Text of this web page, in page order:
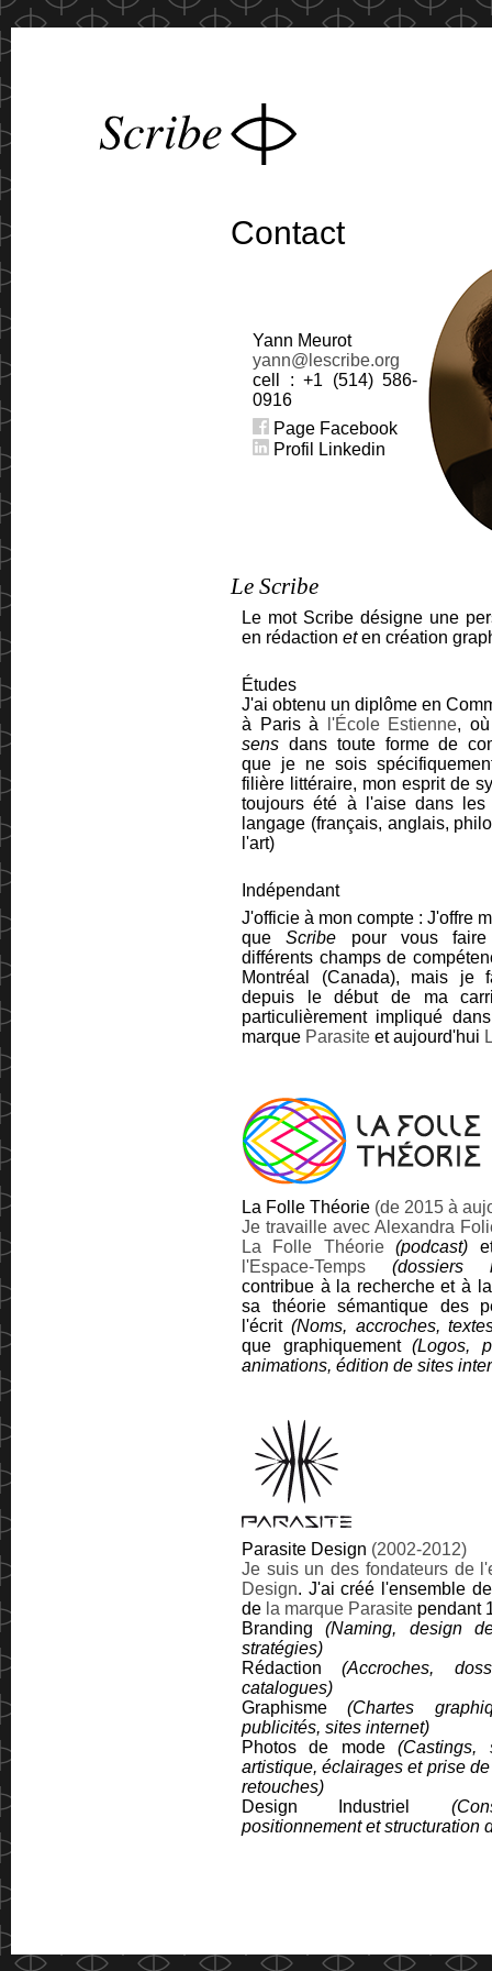
Contact
Yann Meurot
yann@lescribe.org
cell : +1 (514) 586-
0916
Page Facebook
Profil Linkedin
Le Scribe
Le mot Scribe désigne une
en rédaction eten création
Études
J'ai obtenu un diplôme en
à Paris à
l'École Estienne,
sens dans toute forme de
que je ne sois
filière littéraire, mon esprit de
toujours été à l'aise dans les
langage (français, anglais,
l'art)
Indépendant
J'officie à mon compte : J'offre
queScribe pour vous
différents champs de
Montréal (Canada), mais je
depuis le début de ma
particulièrement impliqué
marque Parasite et aujourd'hui
La Folle Théorie (de 2015 à
Je travaille avec Alexandra
La Folle Théorie
(podcast)
l'Espace-Temps (dossiers
contribue à la recherche et à
sa théorie sémantique des
l'écrit (Noms, accroches,
que graphiquement (Logos,
animations, édition de sites
Parasite Design (2002-2012)
Je suis un des fondateurs de
Design. J'ai créé l'ensemble
de la marque Parasite pendant
Branding(Naming, design
stratégies)
Rédaction(Accroches,
catalogues)
Graphisme(Chartes
publicités, sites internet)
Photos de mode(Castings,
artistique, éclairages et prise
retouches)
Design Industriel
positionnement et structuration